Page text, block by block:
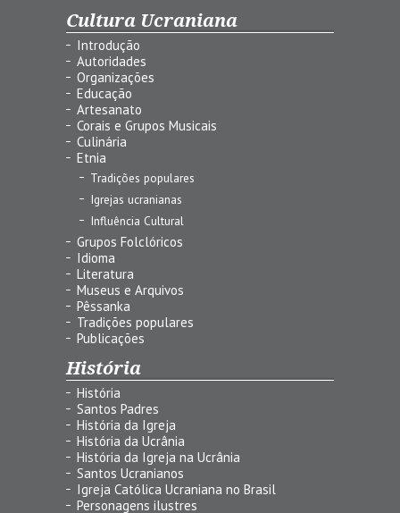
Cultura Ucraniana
Introdução
Autoridades
Organizações
Educação
Artesanato
Corais e Grupos Musicais
Culinária
Etnia
Tradições populares
Igrejas ucranianas
Influência Cultural
Grupos Folclóricos
Idioma
Literatura
Museus e Arquivos
Pêssanka
Tradições populares
Publicações
História
História
Santos Padres
História da Igreja
História da Ucrânia
História da Igreja na Ucrânia
Santos Ucranianos
Igreja Católica Ucraniana no Brasil
Personagens ilustres